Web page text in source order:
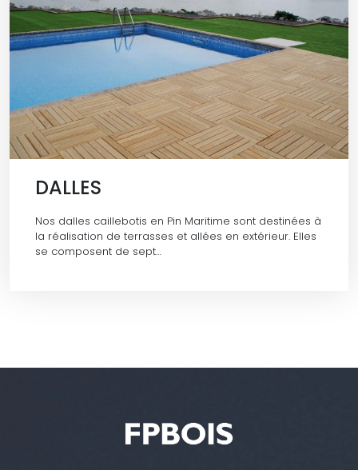
DALLES
Nos dalles caillebotis en Pin Maritime sont destinées à
la réalisation de terrasses et allées en extérieur. Elles
se composent de sept…